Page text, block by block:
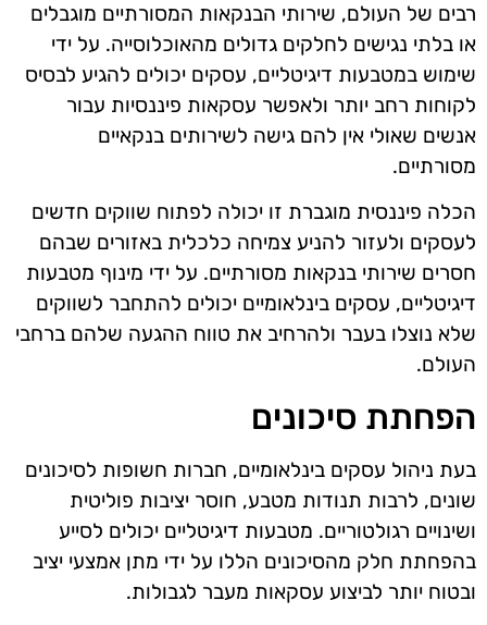
רבים של העולם, שירותי הבנקאות המסורתיים מוגבלים
או בלתי נגישים לחלקים גדולים מהאוכלוסייה. על ידי
שימוש במטבעות דיגיטליים, עסקים יכולים להגיע לבסיס
לקוחות רחב יותר ולאפשר עסקאות פיננסיות עבור
אנשים שאולי אין להם גישה לשירותים בנקאיים
מסורתיים.
הכלה פיננסית מוגברת זו יכולה לפתוח שווקים חדשים
לעסקים ולעזור להניע צמיחה כלכלית באזורים שבהם
חסרים שירותי בנקאות מסורתיים. על ידי מינוף מטבעות
דיגיטליים, עסקים בינלאומיים יכולים להתחבר לשווקים
שלא נוצלו בעבר ולהרחיב את טווח ההגעה שלהם ברחבי
העולם.
הפחתת סיכונים
בעת ניהול עסקים בינלאומיים, חברות חשופות לסיכונים
שונים, לרבות תנודות מטבע, חוסר יציבות פוליטית
ושינויים רגולטוריים. מטבעות דיגיטליים יכולים לסייע
בהפחתת חלק מהסיכונים הללו על ידי מתן אמצעי יציב
ובטוח יותר לביצוע עסקאות מעבר לגבולות.